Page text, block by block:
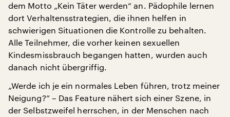
dem Motto „Kein Täter werden“ an. Pädophile lernen
dort Verhaltensstrategien, die ihnen helfen in
schwierigen Situationen die Kontrolle zu behalten.
Alle Teilnehmer, die vorher keinen sexuellen
Kindesmissbrauch begangen hatten, wurden auch
danach nicht übergriffig.
„Werde ich je ein normales Leben führen, trotz meiner
Neigung?” – Das Feature nähert sich einer Szene, in
der Selbstzweifel herrschen, in der Menschen nach